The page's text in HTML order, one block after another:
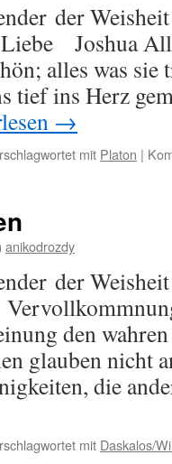
der
Joshua
alles was sie
tief ins Herz
→
mit Platon |
anikodrozdy
der
den
glauben nicht
die
mit Daskalos/